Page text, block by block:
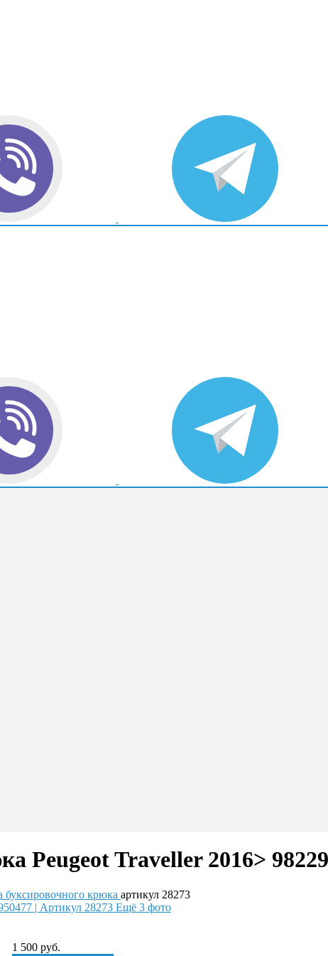
Peugeot Traveller 2016>
буксировочного крюка артикул 28273
Ещё 3 фото
1 500 руб.